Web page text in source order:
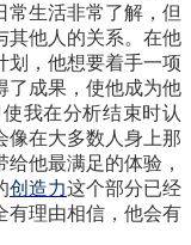
常生活非常了解，但
其他人的关系。在他
划，他想要着手一项
了成果，使他成为他
我在分析结束时认
像在大多数人身上那
他最满足的体验，
创造力这个部分已经
有理由相信，他会有